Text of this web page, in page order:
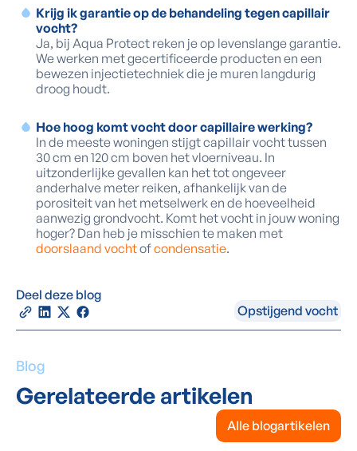
Krijg ik garantie op de behandeling tegen capillair
vocht?
Ja, bij Aqua Protect reken je op levenslange garantie.
We werken met gecertificeerde producten en een
bewezen injectietechniek die je muren langdurig
droog houdt.
Hoe hoog komt vocht door capillaire werking?
In de meeste woningen stijgt capillair vocht tussen
30 cm en 120 cm boven het vloerniveau. In
uitzonderlijke gevallen kan het tot ongeveer
anderhalve meter reiken, afhankelijk van de
porositeit van het metselwerk en de hoeveelheid
aanwezig grondvocht. Komt het vocht in jouw woning
hoger? Dan heb je misschien te maken met
doorslaand vochtofcondensatie.
Deel deze blog
Opstijgend vocht
Blog
Gerelateerde artikelen
Alle blogartikelen